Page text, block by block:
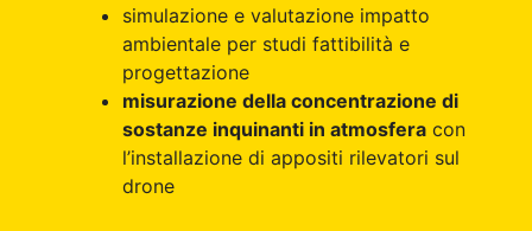
simulazione e valutazione impatto
ambientale per studi fattibilità e
progettazione
misurazione della concentrazione di
sostanze inquinanti in atmosfera con
l’installazione di appositi rilevatori sul
drone